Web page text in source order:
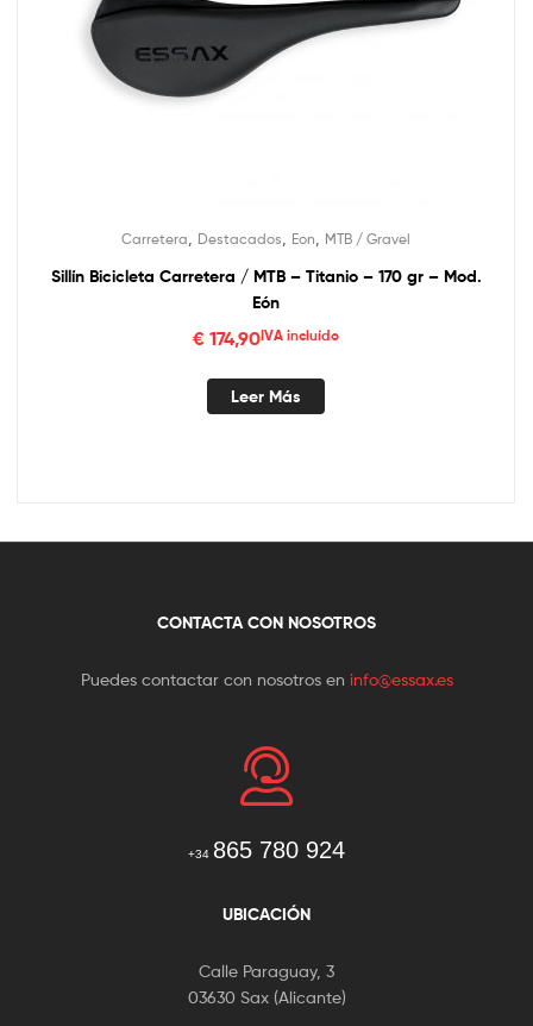
Carretera Destacados Eon MTB / Gravel
Sillín Bicicleta Carretera / MTB – Titanio – 170 gr – Mod.
Eón
€ 174,90IVA incluído
Leer Más
CONTACTA CON NOSOTROS
Puedes contactar con nosotros en info@essax.es
+34 865 780 924
UBICACIÓN
Calle Paraguay, 3
03630 Sax (Alicante)